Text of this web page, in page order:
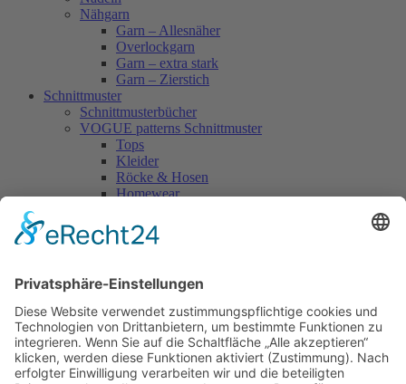
Nähgarn
Garn – Allesnäher
Overlockgarn
Garn – extra stark
Garn – Zierstich
Schnittmuster
Schnittmusterbücher
VOGUE patterns Schnittmuster
Tops
Kleider
Röcke & Hosen
Homewear
Vogue Vintage
Herren
Accessoires
Einzelschnittmuster Burda
Tops
Kleider
Röcke & Hosen
Homewear
Jacken & Mäntel